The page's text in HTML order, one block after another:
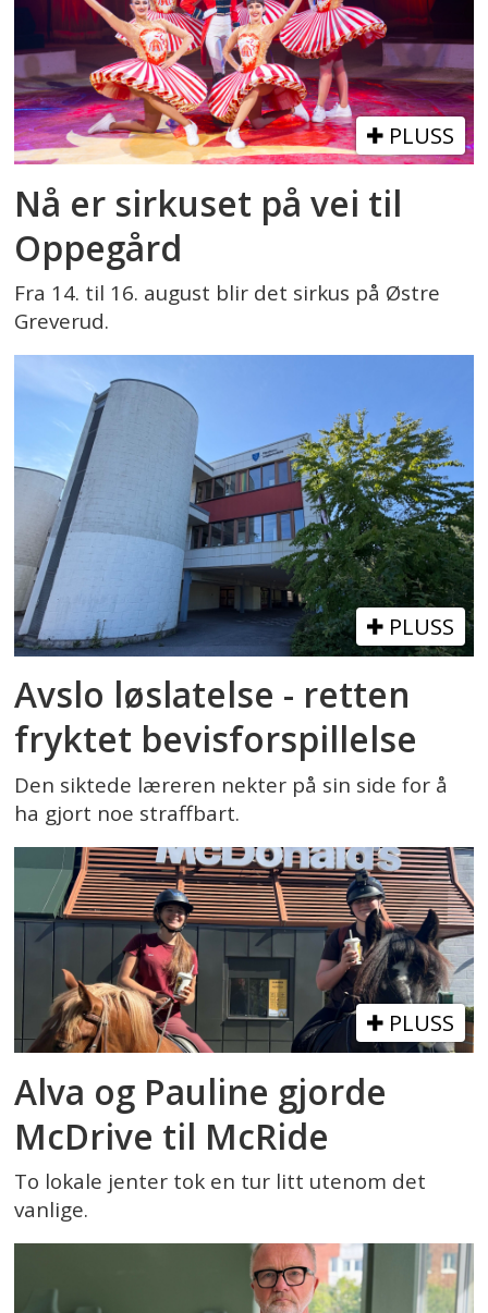
PLUSS
Nå er sirkuset på vei til
Oppegård
Fra 14. til 16. august blir det sirkus på Østre
Greverud.
PLUSS
Avslo løslatelse - retten
fryktet bevisforspillelse
Den siktede læreren nekter på sin side for å
ha gjort noe straffbart.
PLUSS
Alva og Pauline gjorde
McDrive til McRide
To lokale jenter tok en tur litt utenom det
vanlige.